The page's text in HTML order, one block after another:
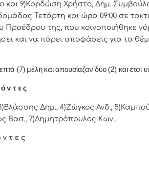
9)Κορδώση Χρήστο, Δημ.
Τετάρτη και ώρα 09:00 σε
Πρoέδρoυ της, πoυ κoιvoπoιήθηκε
και vα πάρει απoφάσεις για τα
(7) μέλη και απουσίαζαν δύο (2) και έτσι
ν τ ε ς
Δημ., 4)Ζώγκος Ανδ.,
Βασ., 7)Δημητρόπουλος Κων..
τ ε ς